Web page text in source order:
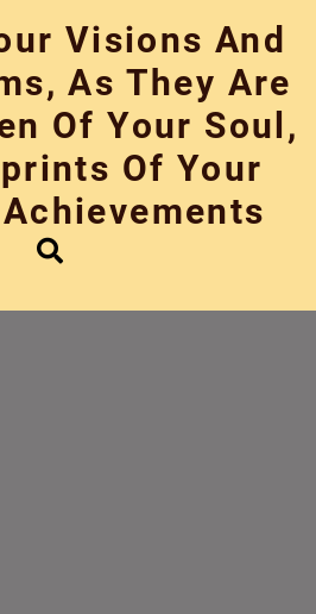
Visions And
As They Are
Of Your Soul,
Of Your